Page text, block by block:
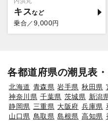
キス
乗合／ 9,000円
各都道府県の潮見表
北海道 青森県 岩手県 秋田県
神奈川県 千葉県 茨城県 新潟
静岡県 三重県 大阪府 兵庫県
山口県 鳥取県 島根県 高知県